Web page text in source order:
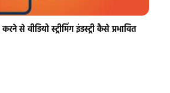
से वीडियो स्ट्रीमिंग इंडस्ट्री कैसे प्रभावित